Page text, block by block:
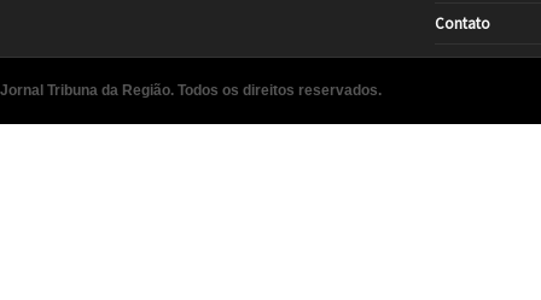
Contato
Jornal Tribuna da Região. Todos os direitos reservados.